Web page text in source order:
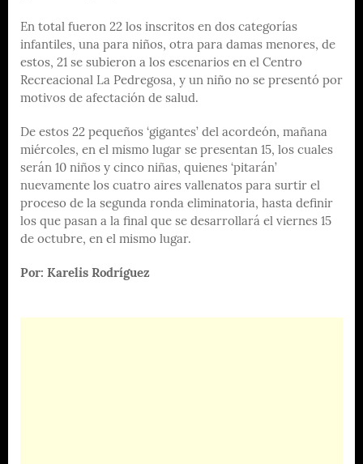
En total fueron 22 los inscritos en dos categorías
infantiles, una para niños, otra para damas menores, de
estos, 21 se subieron a los escenarios en el Centro
Recreacional La Pedregosa, y un niño no se presentó por
motivos de afectación de salud.
De estos 22 pequeños ‘gigantes’ del acordeón, mañana
miércoles, en el mismo lugar se presentan 15, los cuales
serán 10 niños y cinco niñas, quienes ‘pitarán’
nuevamente los cuatro aires vallenatos para surtir el
proceso de la segunda ronda eliminatoria, hasta definir
los que pasan a la final que se desarrollará el viernes 15
de octubre, en el mismo lugar.
Por: Karelis Rodríguez